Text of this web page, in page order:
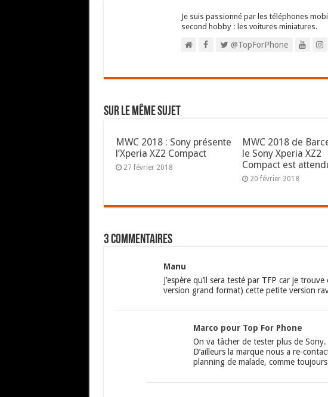
Je suis passionné par les téléphones
second hobby : les voitures miniatures.
@TopForPhone
Sur le même sujet
MWC 2018 : Sony présente
l’Xperia XZ2 Compact
27 février 2018
MWC 2018 de
le Sony Xperia XZ2
Compact est
20 février 2018
3 commentaires
Manu
J’espère qu’il sera testé par TFP car je
version grand format) cette petite version
Marco pour Top For Phone
On va tâcher de tester plus de Sony.
D’ailleurs la marque nous a re-
planning de malade, comme